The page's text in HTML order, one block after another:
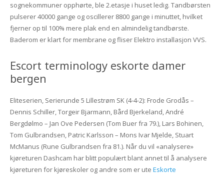
sognekommuner opphørte, ble 2.etasje i huset ledig. Tandbørsten
pulserer 40000 gange og oscillerer 8800 gange i minuttet, hvilket
fjerner op til 100% mere plak end en almindelig tandbørste.
Baderom er klart for membrane og fliser Elektro installasjon VVS.
Escort terminology eskorte damer
bergen
Eliteserien, Serierunde 5 Lillestrøm SK (4-4-2): Frode Grodås –
Dennis Schiller, Torgeir Bjarmann, Bård Bjerkeland, André
Bergdølmo – Jan Ove Pedersen (Tom Buer fra 79.), Lars Bohinen,
Tom Gulbrandsen, Patric Karlsson – Mons Ivar Mjelde, Stuart
McManus (Rune Gulbrandsen fra 81.). Når du vil «analysere»
kjøreturen Dashcam har blitt populært blant annet til å analysere
kjøreturen for kjøreskoler og andre som er ute Eskorte